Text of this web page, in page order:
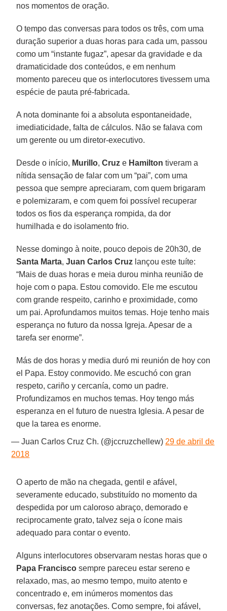
nos momentos de oração.
O tempo das conversas para todos os três, com uma
duração superior a duas horas para cada um, passou
como um “instante fugaz”, apesar da gravidade e da
dramaticidade dos conteúdos, e em nenhum
momento pareceu que os interlocutores tivessem uma
espécie de pauta pré-fabricada.
A nota dominante foi a absoluta espontaneidade,
imediaticidade, falta de cálculos. Não se falava com
um gerente ou um diretor-executivo.
Desde o início, Murillo,Cruz e Hamilton tiveram a
nítida sensação de falar com um “pai”, com uma
pessoa que sempre apreciaram, com quem brigaram
e polemizaram, e com quem foi possível recuperar
todos os fios da esperança rompida, da dor
humilhada e do isolamento frio.
Nesse domingo à noite, pouco depois de 20h30, de
Santa Marta,Juan Carlos Cruz lançou este tuíte:
“Mais de duas horas e meia durou minha reunião de
hoje com o papa. Estou comovido. Ele me escutou
com grande respeito, carinho e proximidade, como
um pai. Aprofundamos muitos temas. Hoje tenho mais
esperança no futuro da nossa Igreja. Apesar de a
tarefa ser enorme”.
Más de dos horas y media duró mi reunión de hoy con
el Papa. Estoy conmovido. Me escuchó con gran
respeto, cariño y cercanía, como un padre.
Profundizamos en muchos temas. Hoy tengo más
esperanza en el futuro de nuestra Iglesia. A pesar de
que la tarea es enorme.
— Juan Carlos Cruz Ch. (@jccruzchellew) 29 de abril de
2018
O aperto de mão na chegada, gentil e afável,
severamente educado, substituído no momento da
despedida por um caloroso abraço, demorado e
reciprocamente grato, talvez seja o ícone mais
adequado para contar o evento.
Alguns interlocutores observaram nestas horas que o
Papa Francisco sempre pareceu estar sereno e
relaxado, mas, ao mesmo tempo, muito atento e
concentrado e, em inúmeros momentos das
conversas, fez anotações. Como sempre, foi afável,